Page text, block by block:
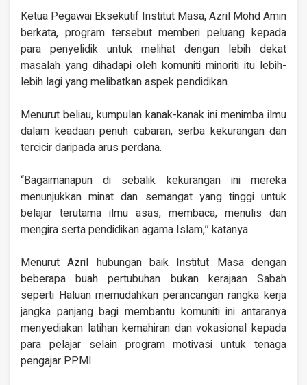
Ketua Pegawai Eksekutif Institut Masa, Azril Mohd Amin
berkata, program tersebut memberi peluang kepada
para penyelidik untuk melihat dengan lebih dekat
masalah yang dihadapi oleh komuniti minoriti itu lebih-
lebih lagi yang melibatkan aspek pendidikan.
Menurut beliau, kumpulan kanak-kanak ini menimba ilmu
dalam keadaan penuh cabaran, serba kekurangan dan
tercicir daripada arus perdana.
“Bagaimanapun di sebalik kekurangan ini mereka
menunjukkan minat dan semangat yang tinggi untuk
belajar terutama ilmu asas, membaca, menulis dan
mengira serta pendidikan agama Islam,’’ katanya.
Menurut Azril hubungan baik Institut Masa dengan
beberapa buah pertubuhan bukan kerajaan Sabah
seperti Haluan memudahkan perancangan rangka kerja
jangka panjang bagi membantu komuniti ini antaranya
menyediakan latihan kemahiran dan vokasional kepada
para pelajar selain program motivasi untuk tenaga
pengajar PPMI.